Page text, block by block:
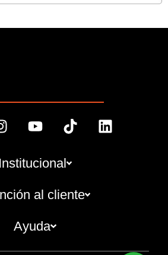
Institucional
al cliente
Ayuda